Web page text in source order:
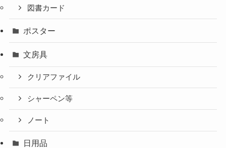
図書カード
ポスター
文房具
クリアファイル
シャーペン等
ノート
日用品